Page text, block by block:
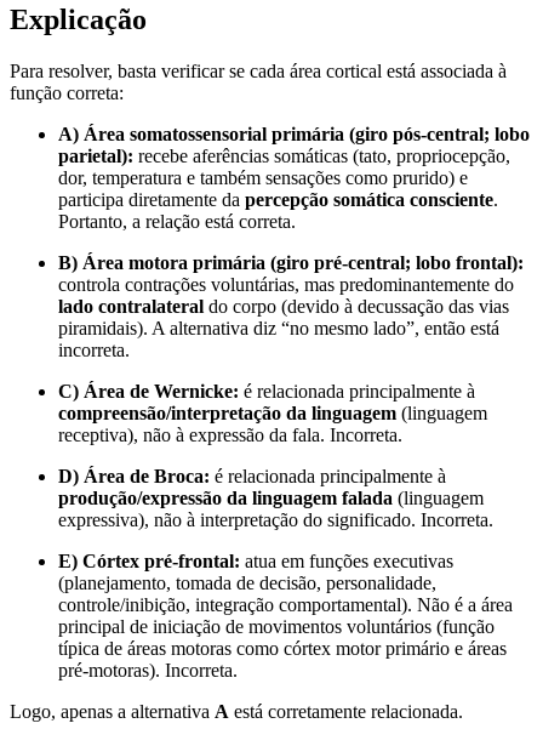
Explicação
Para resolver, basta verificar se cada área cortical está associada à
função correta:
A) Área somatossensorial primária (giro pós-central; lobo
parietal): recebe aferências somáticas (tato, propriocepção,
dor, temperatura e também sensações como prurido) e
participa diretamente da percepção somática consciente.
Portanto, a relação está correta.
B) Área motora primária (giro pré-central; lobo frontal):
controla contrações voluntárias, mas predominantemente do
lado contralateral do corpo (devido à decussação das vias
piramidais). A alternativa diz “no mesmo lado”, então está
incorreta.
C) Área de Wernicke: é relacionada principalmente à
compreensão/interpretação da linguagem (linguagem
receptiva), não à expressão da fala. Incorreta.
D) Área de Broca: é relacionada principalmente à
produção/expressão da linguagem falada (linguagem
expressiva), não à interpretação do significado. Incorreta.
E) Córtex pré-frontal: atua em funções executivas
(planejamento, tomada de decisão, personalidade,
controle/inibição, integração comportamental). Não é a área
principal de iniciação de movimentos voluntários (função
típica de áreas motoras como córtex motor primário e áreas
pré-motoras). Incorreta.
Logo, apenas a alternativa A está corretamente relacionada.